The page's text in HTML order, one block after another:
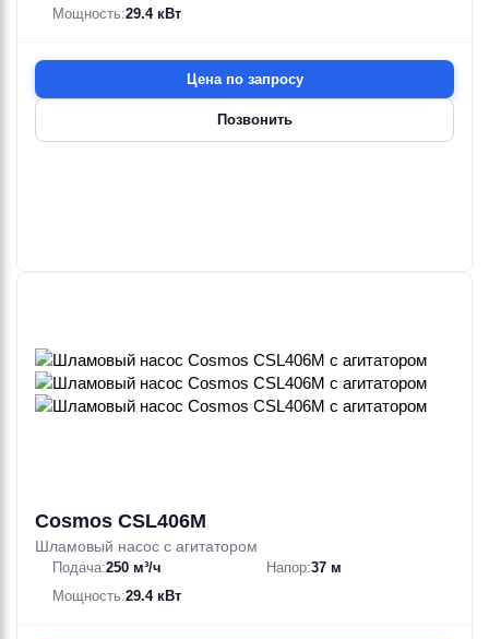
Мощность:29.4 кВт
Цена по запросу
Позвонить
Cosmos CSL406M
Шламовый насос с агитатором
Подача:250 м³/ч Напор:37 м
Мощность:29.4 кВт